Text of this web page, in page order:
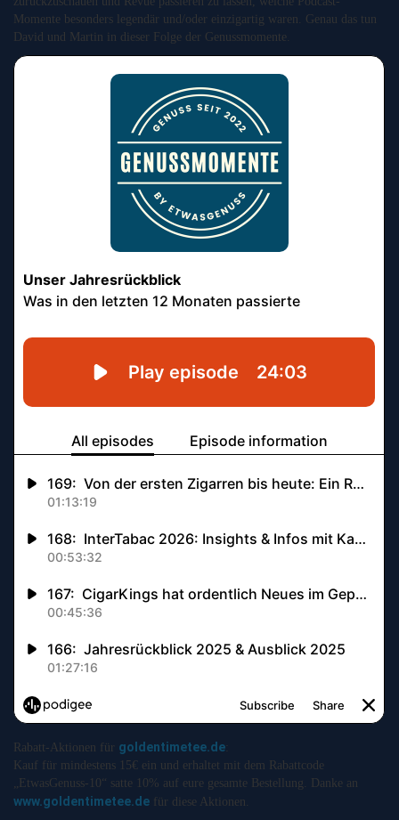
Momente besonders legendär und/oder einzigartig waren. Genau das tun
David und Martin in dieser Folge der Genussmomente.
Rabatt-Aktionen für goldentimetee.de
Kauf für mindestens 15€ ein und erhaltet mit dem Rabattcode
„EtwasGenuss-10“ satte 10% auf eure gesamte Bestellung. Danke an
www.goldentimetee.de für diese Aktionen.